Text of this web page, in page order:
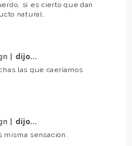
sí es cierto que dan
natural.
|
dijo...
las que caeríamos
|
dijo...
misma sensación.